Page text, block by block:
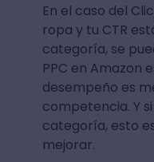
En el caso del
ropa y tu CTR
categoría, se
PPC en Amazon
desempeño es
competencia. Y
categoría, esto
mejorar.